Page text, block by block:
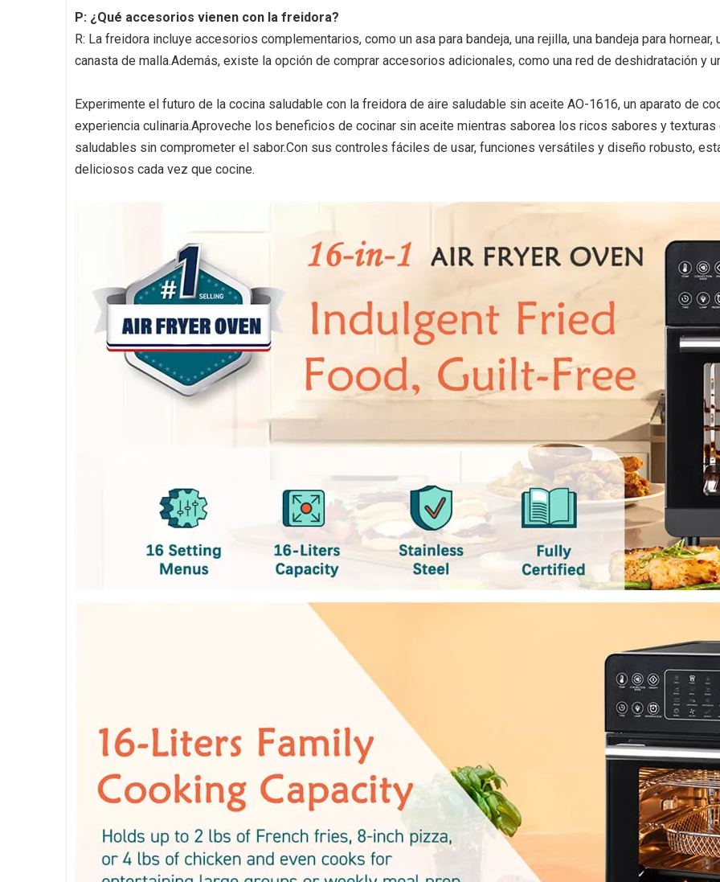
P: ¿Qué accesorios vienen con la freidora?
R: La freidora incluye accesorios complementarios, como un asa para bandeja, una rejilla, una bandeja para
canasta de malla.Además, existe la opción de comprar accesorios adicionales, como una red de deshidratación y
Experimente el futuro de la cocina saludable con la freidora de aire saludable sin aceite AO-1616, un aparato de
experiencia culinaria.Aproveche los beneficios de cocinar sin aceite mientras saborea los ricos sabores y
saludables sin comprometer el sabor.Con sus controles fáciles de usar, funciones versátiles y diseño robusto,
deliciosos cada vez que cocine.